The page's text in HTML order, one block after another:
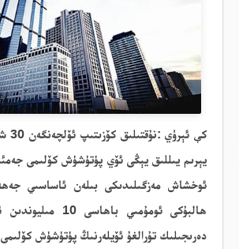
كې ئېرۈي
ئوخشاش مەزگىلىدىكى بىلەن ئاساسىي
ھالبۇكى ئومۇمىي
دەرىجىلىك تۇرالغۇ ئۆيلەرنىڭ پۈتۈشۈش كۆلىمى